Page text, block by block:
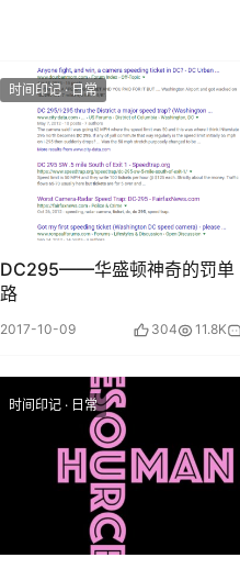
时间印记 · 日常
DC295——华盛顿神奇的罚单
路
2017-10-09 304 11.8K
时间印记 · 日常